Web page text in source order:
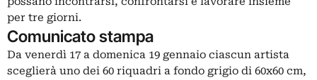
per tre giorni.
Comunicato stampa
Da venerdì 17 a domenica 19 gennaio ciascun artista
sceglierà uno dei 60 riquadri a fondo grigio di 60x60 cm,